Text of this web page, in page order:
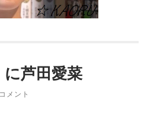
芦田愛菜
メント